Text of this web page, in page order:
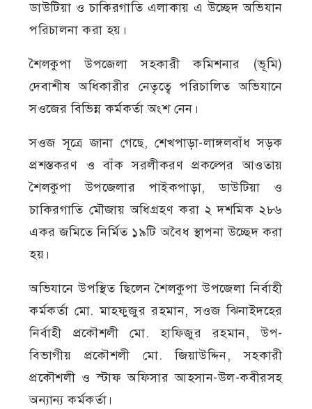
ডাউটিয়া ও চাকিরগাতি এলাকায় এ উচ্ছেদ অভিযান
পরিচালনা করা হয়।
শৈলকুপা উপজেলা সহকারী কমিশনার (ভূমি)
দেবাশীষ অধিকারীর নেতৃত্বে পরিচালিত অভিযানে
সওজের বিভিন্ন কর্মকর্তা অংশ নেন।
সওজ সূত্রে জানা গেছে, শেখপাড়া-লাঙ্গলবাঁধ সড়ক
প্রশস্তকরণ ও বাঁক সরলীকরণ প্রকল্পের আওতায়
শৈলকুপা উপজেলার পাইকপাড়া, ডাউটিয়া ও
চাকিরগাতি মৌজায় অধিগ্রহণ করা ২ দশমিক ২৮৬
একর জমিতে নির্মিত ১৯টি অবৈধ স্থাপনা উচ্ছেদ করা
হয়।
অভিযানে উপস্থিত ছিলেন শৈলকুপা উপজেলা নির্বাহী
কর্মকর্তা মো. মাহফুজুর রহমান, সওজ ঝিনাইদহের
নির্বাহী প্রকৌশলী মো. হাফিজুর রহমান, উপ-
বিভাগীয় প্রকৌশলী মো. জিয়াউদ্দিন, সহকারী
প্রকৌশলী ও স্টাফ অফিসার আহসান-উল-কবীরসহ
অন্যান্য কর্মকর্তা।